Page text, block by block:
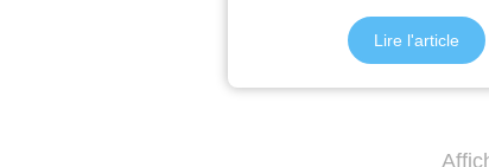
Lire l'article